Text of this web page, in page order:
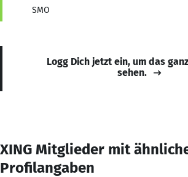
SMO
Logg Dich jetzt ein, um das
sehen.
XING Mitglieder mit
Profilangaben